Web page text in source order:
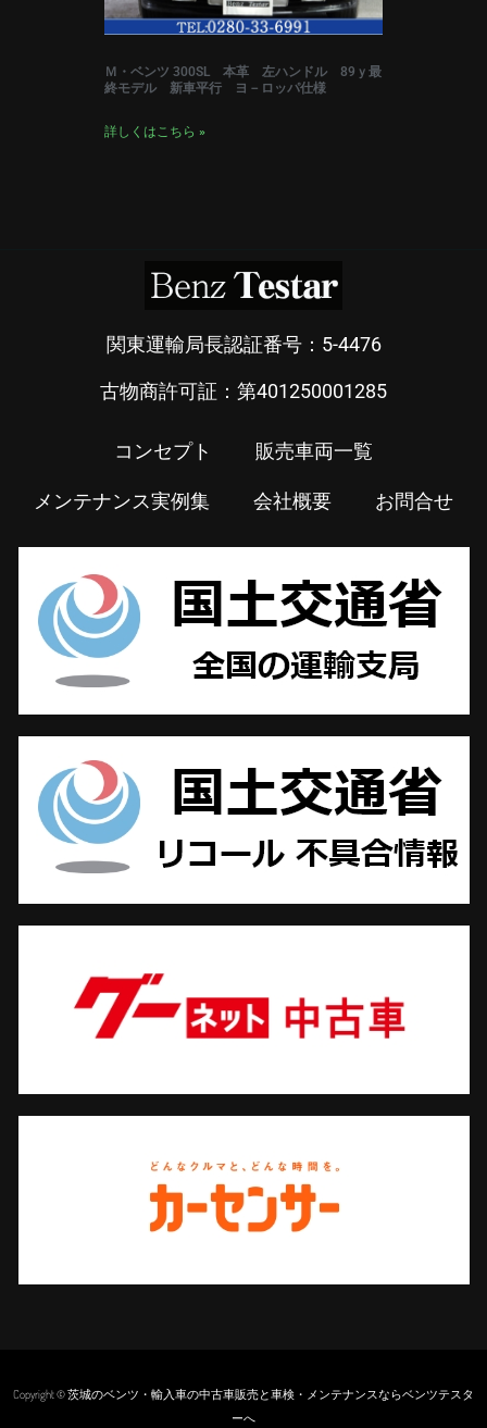
Ｍ・ベンツ 300SL 本革 左ハンドル 89ｙ最
終モデル 新車平行 ヨ－ロッパ仕様
詳しくはこちら »
関東運輸局長認証番号：5-4476
古物商許可証：第401250001285
コンセプト 販売車両一覧
メンテナンス実例集 会社概要 お問合せ
Copyright © 茨城のベンツ・輸入車の中古車販売と車検・メンテナンスならベンツテスタ
ーへ